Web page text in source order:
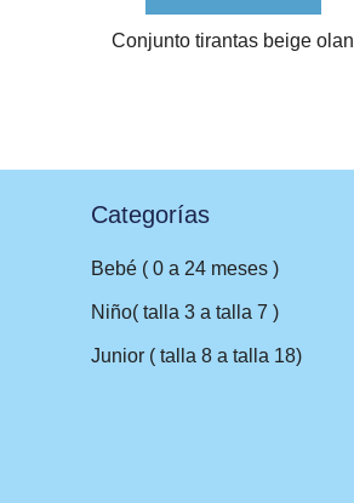
Conjunto tirantas beige olan
Categorías
Bebé ( 0 a 24 meses )
Niño( talla 3 a talla 7 )
Junior ( talla 8 a talla 18)